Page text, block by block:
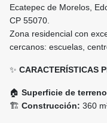
Ecatepec de Morelos,
CP 55070.
Zona residencial con
cercanos: escuelas,
✨ CARACTERÍSTICAS
🏠 Superficie de
🏗️ Construcción: 360